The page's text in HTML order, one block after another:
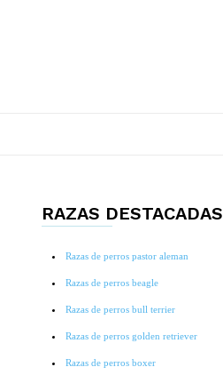
RAZAS DESTACADAS
Razas de perros pastor aleman
Razas de perros beagle
Razas de perros bull terrier
Razas de perros golden retriever
Razas de perros boxer